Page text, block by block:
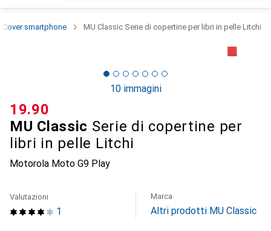
Cover smartphone MU Classic Serie di copertine per libri in pelle Litchi
10 immagini
MU Classic Serie di copertine per
libri in pelle Litchi
Motorola Moto G9 Play
CHF
19.90
1
Valutazioni Marca
Altri prodotti MU Classic